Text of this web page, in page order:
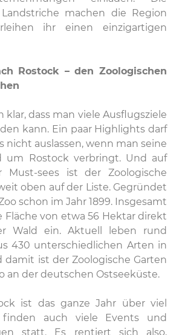
machen die Region
ihr einen einzigartigen
Rostock – den Zoologischen
klar, dass man viele Ausflugsziele
kann. Ein paar Highlights darf
nicht auslassen, wenn man seine
um Rostock verbringt. Und auf
Must-sees ist der Zoologische
oben auf der Liste. Gegründet
schon im Jahr 1899. Insgesamt
von etwa 56 Hektar direkt
Wald ein. Aktuell leben rund
430 unterschiedlichen Arten in
damit ist der Zoologische Garten
an der deutschen Ostseeküste.
ist das ganze Jahr über viel
auch viele Events und
statt. Es rentiert sich also,